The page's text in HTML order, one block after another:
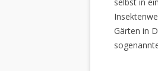
Gärten in